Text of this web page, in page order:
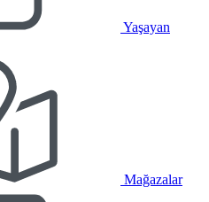
Yaşayan
Mağazalar